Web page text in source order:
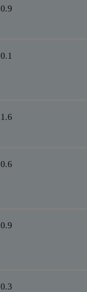
0.9
0.1
1.6
0.6
0.9
0.3